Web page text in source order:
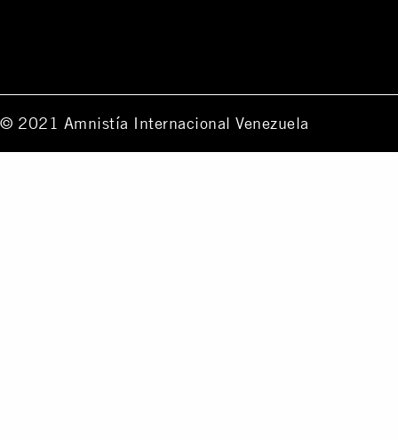
© 2021 Amnistía Internacional Venezuela